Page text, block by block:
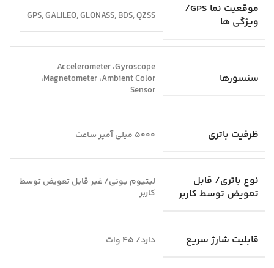
موقعیت‌ نما GPS/
ویژگی‌ ها
GPS, GALILEO, GLONASS, BDS, QZSS
سنسورها
Accelerometer ،Gyroscope
،Magnetometer ،Ambient Color
Sensor
ظرفیت باتری 5000 میلی آمپر ساعت
نوع باتری/ قابل
تعویض توسط کاربر
لیتیوم‌ یونی/ غیر قابل تعویض توسط
کاربر
قابلیت شارژ سریع دارد/ 45 وات